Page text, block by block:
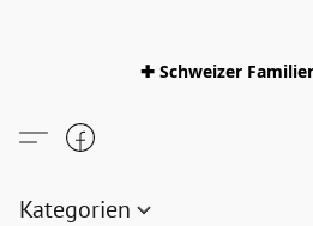
✚ Schweizer
Kategorien